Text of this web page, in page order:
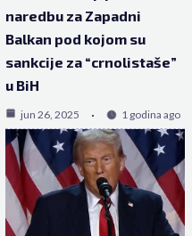
naredbu za Zapadni
Balkan pod kojom su
sankcije za “crnolistaše”
u BiH
jun 26, 2025 1 godina ago